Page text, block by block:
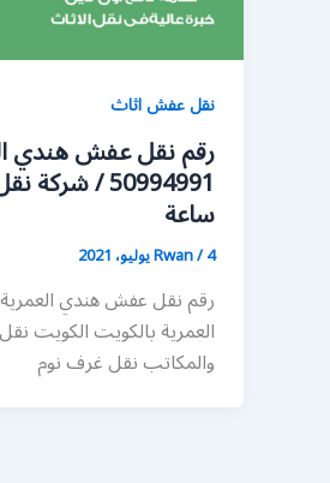
نقل عفش اثاث
رقم نقل عفش هندي
ساعة
Rwan/4 يوليو، 2021
رقم نقل عفش هندي
العمرية بالكويت الكويت
والمكاتب نقل غرف نوم